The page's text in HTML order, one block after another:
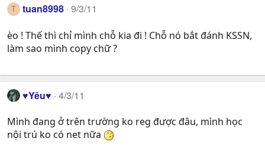
T tuan8998 9/3/11
èo ! Thế thì chỉ mình chỗ kia đi ! Chỗ nó bắt đánh KSSN,
làm sao mình copy chữ ?
♥Yêu♥ 4/3/11
Mình đang ở trên trường ko reg được đâu, mình học
nội trú ko có net nữa